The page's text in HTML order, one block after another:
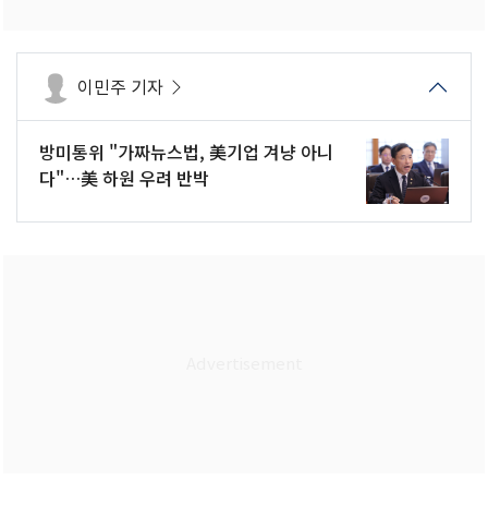
이민주 기자
방미통위 "가짜뉴스법, 美기업 겨냥 아니
다"…美 하원 우려 반박